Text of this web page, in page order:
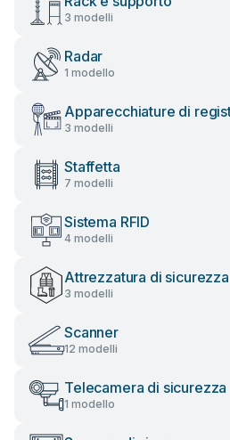
3 modelli
Radar
1 modello
Apparecchiature di
3 modelli
Staffetta
7 modelli
Sistema RFID
4 modelli
Attrezzatura di sicurezza
3 modelli
Scanner
12 modelli
Telecamera di sicurezza
1 modello